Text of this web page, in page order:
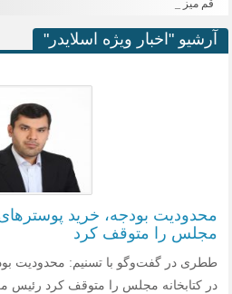
قم میزبان _
آرشیو "اخبار ویژه اسلایدر"
محدودیت بودجه، خرید پوسترهای
مجلس را متوقف کرد
ططری در گفت‌وگو با تسنیم: محدودیت
در کتابخانه مجلس را متوقف کرد رئیس